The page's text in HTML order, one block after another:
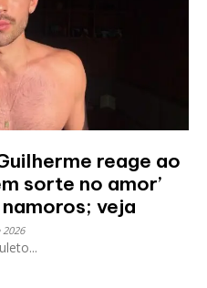
reage ao
sorte no amor’
veja